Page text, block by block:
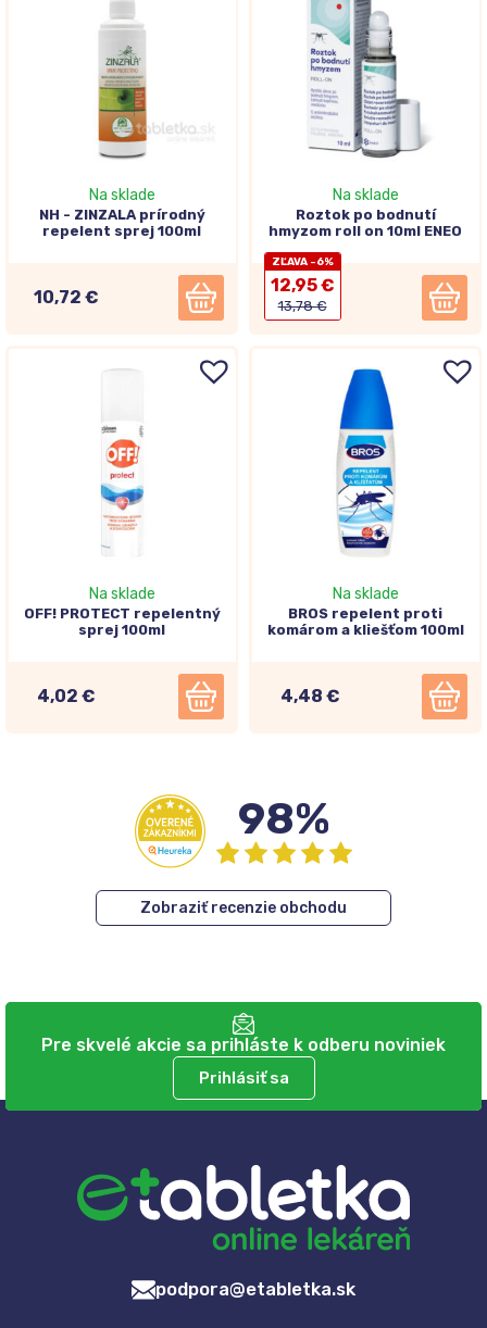
Na sklade
NH - ZINZALA prírodný
repelent sprej 100ml
10,72 €
Na sklade
Roztok po bodnutí
hmyzom roll on 10ml ENEO
ZĽAVA -6%
12,95 €
13,78 €
Na sklade
OFF! PROTECT repelentný
sprej 100ml
4,02 €
Na sklade
BROS repelent proti
komárom a kliešťom 100ml
4,48 €
98%
Zobraziť recenzie obchodu
Pre skvelé akcie sa prihláste k odberu noviniek
Prihlásiť sa
podpora@etabletka.sk